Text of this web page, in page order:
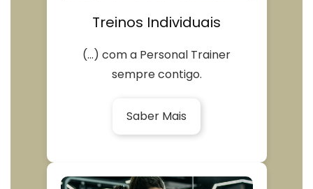
Treinos Individuais
(...) com a Personal Trainer
sempre contigo.
Saber Mais